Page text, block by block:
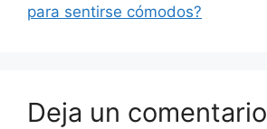
para sentirse cómodos?
Deja un comentario